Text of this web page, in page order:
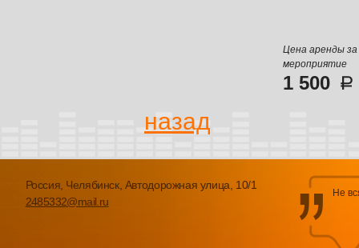
Цена аренды за
мероприятие
1 500
назад
Россия, Челябинск, Автодорожная улица, 10/1
2485332@mail.ru
Не